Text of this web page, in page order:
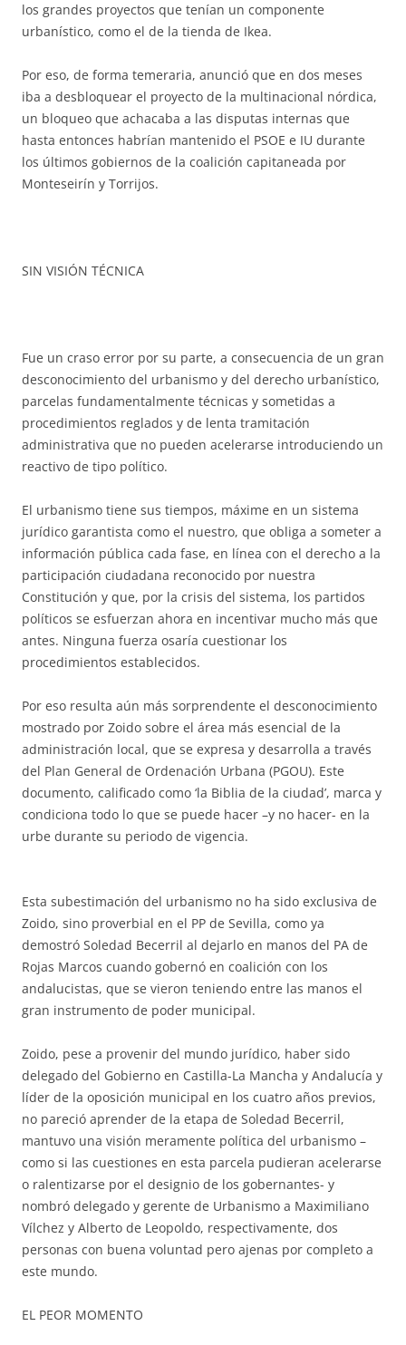
los grandes proyectos que tenían un componente
urbanístico, como el de la tienda de Ikea.
Por eso, de forma temeraria, anunció que en dos meses
iba a desbloquear el proyecto de la multinacional nórdica,
un bloqueo que achacaba a las disputas internas que
hasta entonces habrían mantenido el PSOE e IU durante
los últimos gobiernos de la coalición capitaneada por
Monteseirín y Torrijos.
SIN VISIÓN TÉCNICA
Fue un craso error por su parte, a consecuencia de un gran
desconocimiento del urbanismo y del derecho urbanístico,
parcelas fundamentalmente técnicas y sometidas a
procedimientos reglados y de lenta tramitación
administrativa que no pueden acelerarse introduciendo un
reactivo de tipo político.
El urbanismo tiene sus tiempos, máxime en un sistema
jurídico garantista como el nuestro, que obliga a someter a
información pública cada fase, en línea con el derecho a la
participación ciudadana reconocido por nuestra
Constitución y que, por la crisis del sistema, los partidos
políticos se esfuerzan ahora en incentivar mucho más que
antes. Ninguna fuerza osaría cuestionar los
procedimientos establecidos.
Por eso resulta aún más sorprendente el desconocimiento
mostrado por Zoido sobre el área más esencial de la
administración local, que se expresa y desarrolla a través
del Plan General de Ordenación Urbana (PGOU). Este
documento, calificado como ‘la Biblia de la ciudad’, marca y
condiciona todo lo que se puede hacer –y no hacer- en la
urbe durante su periodo de vigencia.
Esta subestimación del urbanismo no ha sido exclusiva de
Zoido, sino proverbial en el PP de Sevilla, como ya
demostró Soledad Becerril al dejarlo en manos del PA de
Rojas Marcos cuando gobernó en coalición con los
andalucistas, que se vieron teniendo entre las manos el
gran instrumento de poder municipal.
Zoido, pese a provenir del mundo jurídico, haber sido
delegado del Gobierno en Castilla-La Mancha y Andalucía y
líder de la oposición municipal en los cuatro años previos,
no pareció aprender de la etapa de Soledad Becerril,
mantuvo una visión meramente política del urbanismo –
como si las cuestiones en esta parcela pudieran acelerarse
o ralentizarse por el designio de los gobernantes- y
nombró delegado y gerente de Urbanismo a Maximiliano
Vílchez y Alberto de Leopoldo, respectivamente, dos
personas con buena voluntad pero ajenas por completo a
este mundo.
EL PEOR MOMENTO